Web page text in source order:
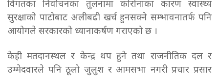
विगतका निर्वाचनका तुलनामा कोरोनाका कारण स्वास्थ्य
सुरक्षाको पाटोबाट अलीबढी खर्च हुनसक्ने सम्भावनातर्फ पनि
आयोगले सरकारको ध्यानाकर्षण गराएको छ ।
केही मतदानस्थल र केन्द्र थप हुने तथा राजनीतिक दल र
उम्मेदवारले पनि ठूलो जुलुश र आमसभा नगरी प्रचार प्रसार